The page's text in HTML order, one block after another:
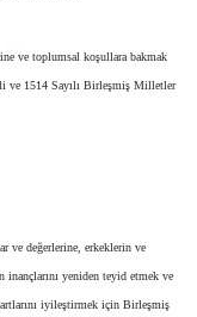
ve toplumsal koşullara bakmak
ve 1514 Sayılı Birleşmiş Milletler
ve değerlerine, erkeklerin ve
yeniden teyid etmek ve
iyileştirmek için Birleşmiş